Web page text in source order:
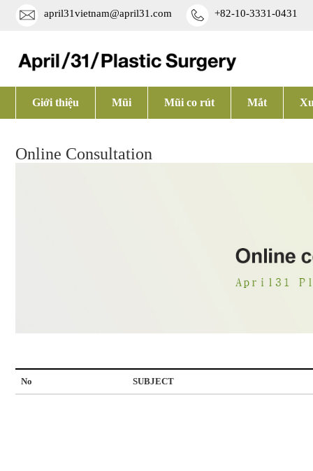
april31vietnam@april31.com +82-10-3331-0431
Giới thiệu Mũi Mũi co rút Mắt
Online Consultation
No SUBJECT